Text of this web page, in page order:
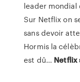
leader mondial
Sur Netflix on
sans devoir
Hormis la
est dû... Netflix